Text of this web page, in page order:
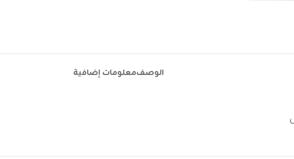
الوصفمعلومات إضافية